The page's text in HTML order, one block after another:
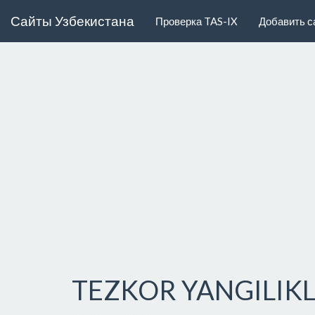
Сайты Узбекистана Проверка TAS-IX Добавить
TEZKOR